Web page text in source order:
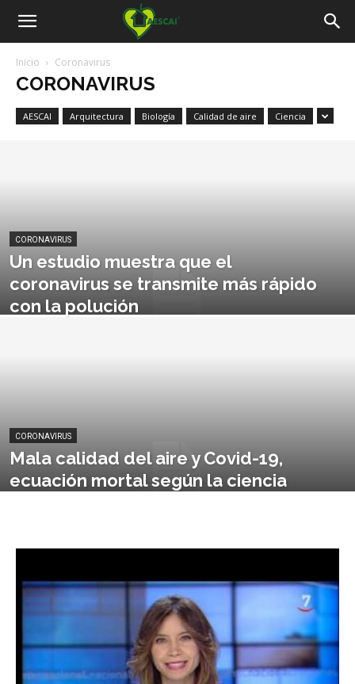
Aescai
Inicio Coronavirus
CORONAVIRUS
AESCAI Arquitectura Biología Calidad de aire Ciencia
CORONAVIRUS
Un estudio muestra que el
coronavirus se transmite más rápido
con la polución
CORONAVIRUS
Mala calidad del aire y Covid-19,
ecuación mortal según la ciencia